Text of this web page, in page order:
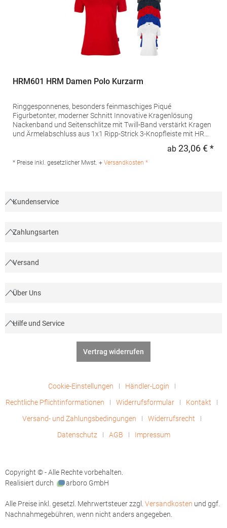
HRM601 HRM Damen Polo Kurzarm
Ringgesponnenes, besonders feinmaschiges Piqué
Figurbetonter, moderner Schnitt Innovative Kragenlösung
Nackenband und Seitenschlitze mit Twill-Band verstärkt Kragen
und Ärmelabschluss aus 1x1 Ripp-Strick 3-Knopfleiste mit HRM-
waschbarTrockner geeignetGrammatur: 180
textil.de
ab 23,06 € *
* Preise inkl. gesetzlicher Mwst. + Versandkosten *
Kundenservice
Zahlungsarten
Versand
Über Uns
Hilfe und Service
Vertrag widerrufen
Cookie-Einstellungen
Händler-Login
Rechtliche Pflichtinformationen
Widerrufsformular
Kontakt
Versand- und Zahlungsbedingungen
Widerrufsrecht
Datenschutz
AGB Impressum
Copyright © - Alle Rechte vorbehalten.
Realisiert durch
arboro GmbH
Alle Preise inkl. gesetzl. Mehrwertsteuer zzgl. Versandkosten und ggf.
Nachnahmegebühren, wenn nicht anders angegeben.